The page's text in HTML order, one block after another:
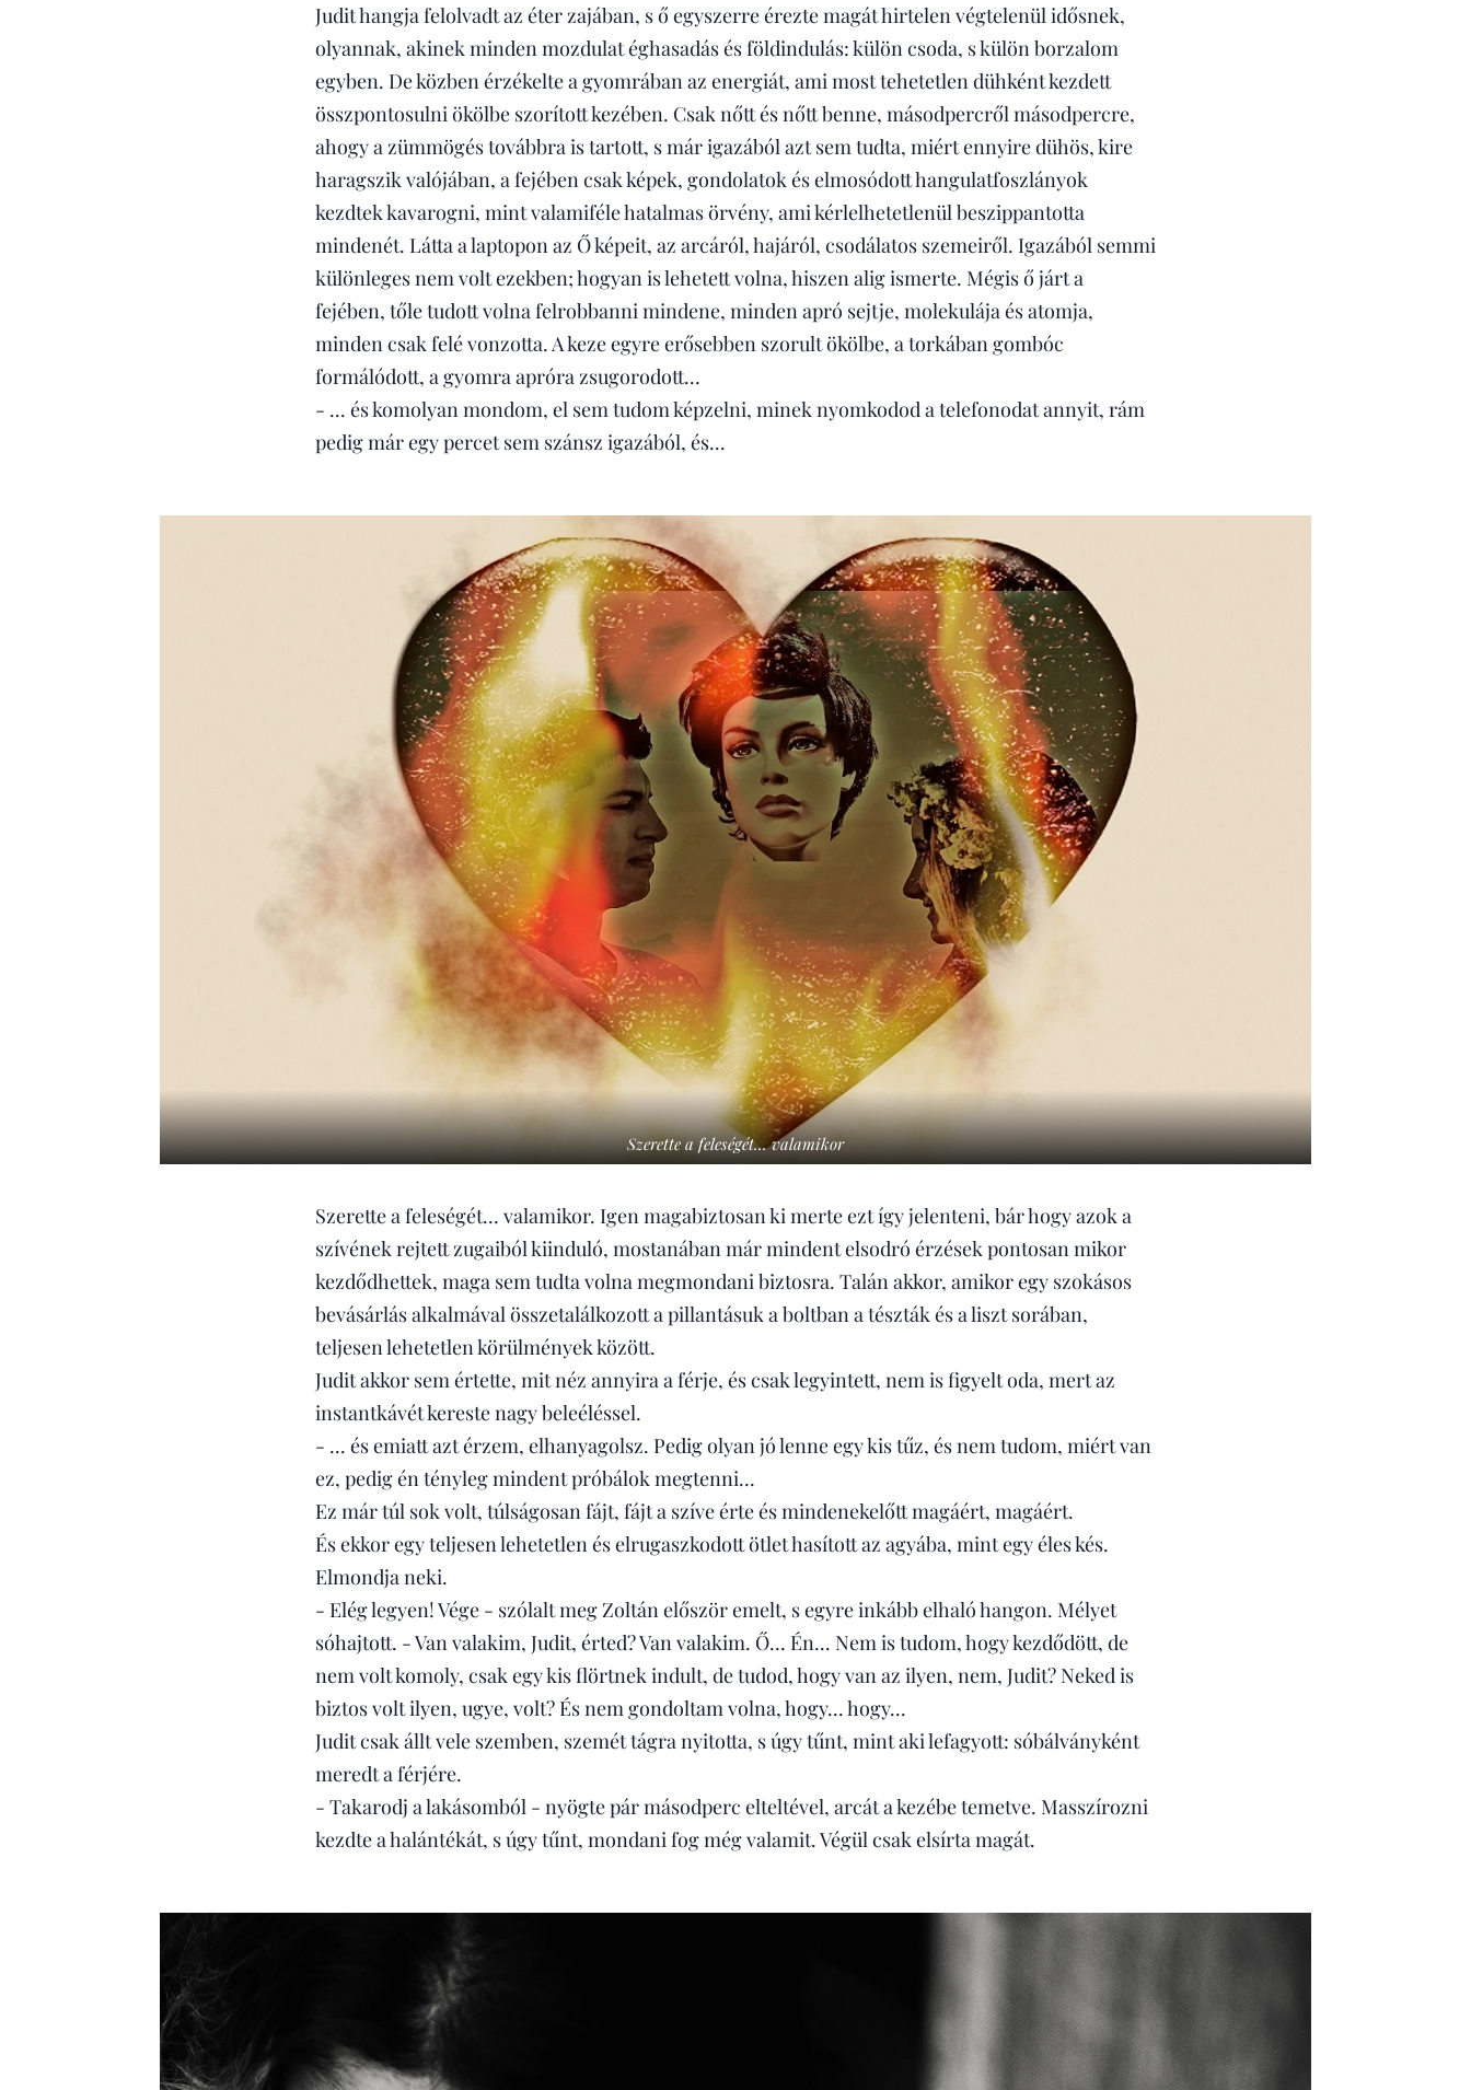
Judit hangja felolvadt az éter zajában, s ő egyszerre érezte magát hirtelen végtelenül idősnek,
olyannak, akinek minden mozdulat éghasadás és földindulás: külön csoda, s külön borzalom
egyben. De közben érzékelte a gyomrában az energiát, ami most tehetetlen dühként kezdett
összpontosulni ökölbe szorított kezében. Csak nőtt és nőtt benne, másodpercről másodpercre,
ahogy a zümmögés továbbra is tartott, s már igazából azt sem tudta, miért ennyire dühös, kire
haragszik valójában, a fejében csak képek, gondolatok és elmosódott hangulatfoszlányok
kezdtek kavarogni, mint valamiféle hatalmas örvény, ami kérlelhetetlenül beszippantotta
mindenét. Látta a laptopon az Ő képeit, az arcáról, hajáról, csodálatos szemeiről. Igazából semmi
különleges nem volt ezekben; hogyan is lehetett volna, hiszen alig ismerte. Mégis ő járt a
fejében, tőle tudott volna felrobbanni mindene, minden apró sejtje, molekulája és atomja,
minden csak felé vonzotta. A keze egyre erősebben szorult ökölbe, a torkában gombóc
formálódott, a gyomra apróra zsugorodott...
- ... és komolyan mondom, el sem tudom képzelni, minek nyomkodod a telefonodat annyit, rám
pedig már egy percet sem szánsz igazából, és...
Szerette a feleségét... valamikor
Szerette a feleségét... valamikor. Igen magabiztosan ki merte ezt így jelenteni, bár hogy azok a
szívének rejtett zugaiból kiinduló, mostanában már mindent elsodró érzések pontosan mikor
kezdődhettek, maga sem tudta volna megmondani biztosra. Talán akkor, amikor egy szokásos
bevásárlás alkalmával összetalálkozott a pillantásuk a boltban a tészták és a liszt sorában,
teljesen lehetetlen körülmények között.
Judit akkor sem értette, mit néz annyira a férje, és csak legyintett, nem is figyelt oda, mert az
instantkávét kereste nagy beleéléssel.
- ... és emiatt azt érzem, elhanyagolsz. Pedig olyan jó lenne egy kis tűz, és nem tudom, miért van
ez, pedig én tényleg mindent próbálok megtenni...
Ez már túl sok volt, túlságosan fájt, fájt a szíve érte és mindenekelőtt magáért, magáért.
És ekkor egy teljesen lehetetlen és elrugaszkodott ötlet hasított az agyába, mint egy éles kés.
Elmondja neki.
- Elég legyen! Vége - szólalt meg Zoltán először emelt, s egyre inkább elhaló hangon. Mélyet
sóhajtott. - Van valakim, Judit, érted? Van valakim. Ő... Én... Nem is tudom, hogy kezdődött, de
nem volt komoly, csak egy kis flörtnek indult, de tudod, hogy van az ilyen, nem, Judit? Neked is
biztos volt ilyen, ugye, volt? És nem gondoltam volna, hogy... hogy...
Judit csak állt vele szemben, szemét tágra nyitotta, s úgy tűnt, mint aki lefagyott: sóbálványként
meredt a férjére.
- Takarodj a lakásomból - nyögte pár másodperc elteltével, arcát a kezébe temetve. Masszírozni
kezdte a halántékát, s úgy tűnt, mondani fog még valamit. Végül csak elsírta magát.